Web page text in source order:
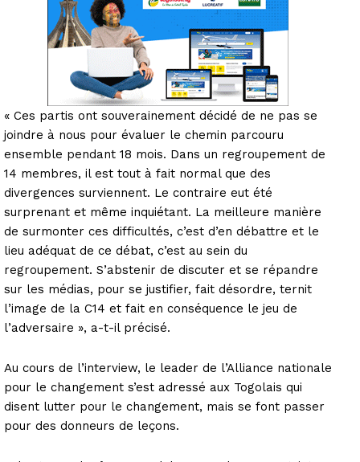
« Ces partis ont souverainement décidé de ne pas se
joindre à nous pour évaluer le chemin parcouru
ensemble pendant 18 mois. Dans un regroupement de
14 membres, il est tout à fait normal que des
divergences surviennent. Le contraire eut été
surprenant et même inquiétant. La meilleure manière
de surmonter ces difficultés, c’est d’en débattre et le
lieu adéquat de ce débat, c’est au sein du
regroupement. S’abstenir de discuter et se répandre
sur les médias, pour se justifier, fait désordre, ternit
l’image de la C14 et fait en conséquence le jeu de
l’adversaire », a-t-il précisé.
Au cours de l’interview, le leader de l’Alliance nationale
pour le changement s’est adressé aux Togolais qui
disent lutter pour le changement, mais se font passer
pour des donneurs de leçons.